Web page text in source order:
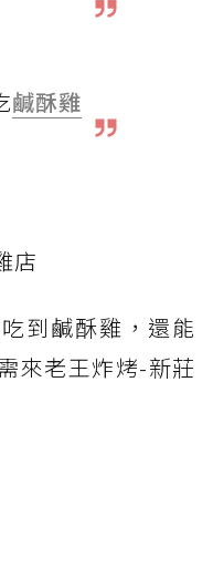
鹹酥雞
店
到鹹酥雞，還能
來老王炸烤-新莊